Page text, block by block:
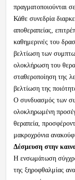
πραγματοποιούνται
Κάθε συνεδρία
αποθεραπείας,
καθημερινές του
βελτίωση των
ολοκλήρωση του
σταθεροποίηση της
βελτίωση της
Ο συνδυασμός των
ολοκληρωμένη
θεραπεία,
μακροχρόνια
Δέσμευση στην
Η ενσωμάτωση
της ξηροφθαλμίας